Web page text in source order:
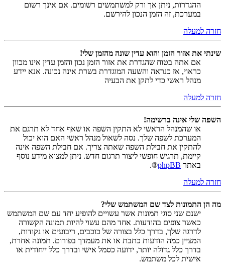
ההגדרות, ניתן אך ורק למשתמשים רשומים. אם אינך רשום
במערכת, זה הזמן הנכון להירשם.
חזרה למעלה
שינתי את אזור הזמן והוא עדין שונה מהזמן שלי!
אם אתה בטוח שהגדרת את אזור הזמן נכון והזמן עדין אינו מכוון
כראוי, אז כנראה והשעה המוגדרת בשרת אינה נכונה. אנא יידע
מנהל ראשי כדי לתקן את הבעיה
חזרה למעלה
השפה שלי אינה ברשימה!
או שהמנהל הראשי לא התקין השפה או שאף אחד לא תרגם את
המערכת לשפה שלך. נסה לשאול מנהל ראשי האם הוא יכול
להתקין את חבילת השפה שאתה צריך. אם חבילת השפה אינה
קיימת, תרגיש חופשי ליצור תרגום חדש. ניתן למצוא מידע נוסף
באתר phpBB
®.
חזרה למעלה
מה הן התמונות לצד שם המשתמש שלי?
ישנם שני סוגי תמונות אשר עשויים להופיע יחד עם שם המשתמש
כאשר צופים בהודעות. אחד מהם עשוי להיות תמונה הקשורה
לדרגה שלך, בדרך כלל בצורה של כוכבים, ריבועים או נקודות,
המציין כמה הודעות כתבת או את מעמדך בפורום. תמונה אחרת,
בדרך כלל גדולה יותר, ידועה כסמל אישי ובדרך כלל ייחודית או
אישית לכל משתמש.